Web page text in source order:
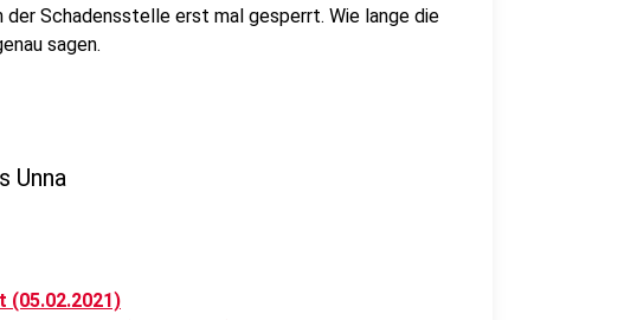
Schadensstelle erst mal gesperrt. Wie lange die
sagen.
Unna
(05.02.2021)